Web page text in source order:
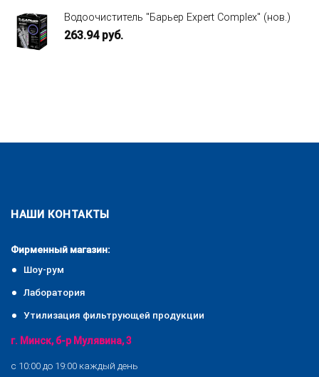
Водоочиститель "Барьер Expert Complex" (нов.)
263.94руб.
НАШИ КОНТАКТЫ
Фирменный магазин:
Шоу-рум
Лаборатория
Утилизация фильтрующей продукции
г. Минск, б-р Мулявина, 3
с 10:00 до 19:00 каждый день